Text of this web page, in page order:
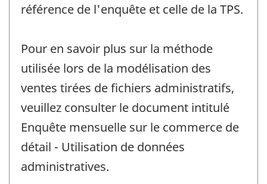
référence de l'enquête et celle de la TPS.
Pour en savoir plus sur la méthode
utilisée lors de la modélisation des
ventes tirées de fichiers administratifs,
veuillez consulter le document intitulé
Enquête mensuelle sur le commerce de
détail - Utilisation de données
administratives.